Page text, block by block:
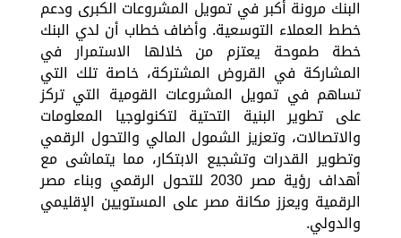
البنك مرونة أكبر في تمويل المشروعات الكبرى ودعم
خطط العملاء التوسعية. وأضاف خطاب أن لدي البنك
خطة طموحة يعتزم من خلالها الاستمرار في
المشاركة في القروض المشتركة، خاصة تلك التي
تساهم في تمويل المشروعات القومية التي تركز
على تطوير البنية التحتية لتكنولوجيا المعلومات
والاتصالات، وتعزيز الشمول المالي والتحول الرقمي
وتطوير القدرات وتشجيع الابتكار، مما يتماشى مع
أهداف رؤية مصر 2030 للتحول الرقمي وبناء مصر
الرقمية ويعزز مكانة مصر على المستويين الإقليمي
والدولي.